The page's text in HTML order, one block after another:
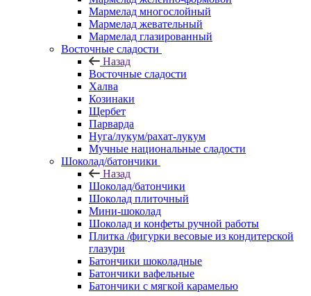
Мармелад многослойный
Мармелад жевательный
Мармелад глазированный
Восточные сладости
Назад
Восточные сладости
Халва
Козинаки
Щербет
Парварда
Нуга/лукум/рахат-лукум
Мучные национальные сладости
Шоколад/батончики
Назад
Шоколад/батончики
Шоколад плиточный
Мини-шоколад
Шоколад и конфеты ручной работы
Плитка /фигурки весовые из кондитерской
глазури
Батончики шоколадные
Батончики вафельные
Батончики с мягкой карамелью